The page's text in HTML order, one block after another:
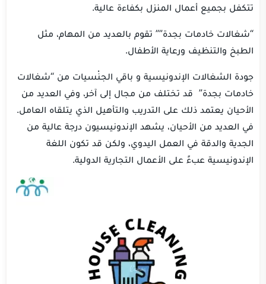
تتكفل بجميع أعمال المنزل بكفاءة عالية.
“شغالات خادمات بجدة”” تقوم بالعديد من المهام، مثل
الطبخ والتنظيف ورعاية الأطفال.
جودة الشغالات الإندونيسية و باقي الجنْسيات من “شغالات
خادمات بجدة” قد تختلف من مجال إلى آخر، وفي العديد من
الأحيان يعتمد ذلك على التدريب والتأهيل الذي يتلقاه العامل.
في العديد من الأحيان، يشهد الإندونيسيون درجة عالية من
الجدية والدقة في العمل اليدوي، ولكن قد تكون اللغة
الإندونيسية عبءً على الأعمال التجارية الدولية.